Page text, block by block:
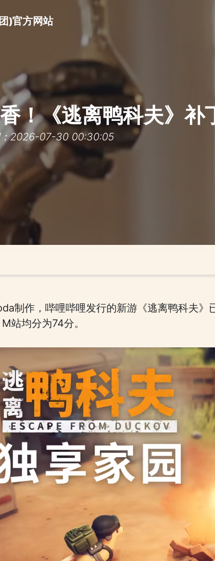
)官方网站
！《逃离鸭科夫》
2026-07-30 00:30:05
制作，哔哩哔哩发行的新游《逃离鸭科夫
站均分为74分。